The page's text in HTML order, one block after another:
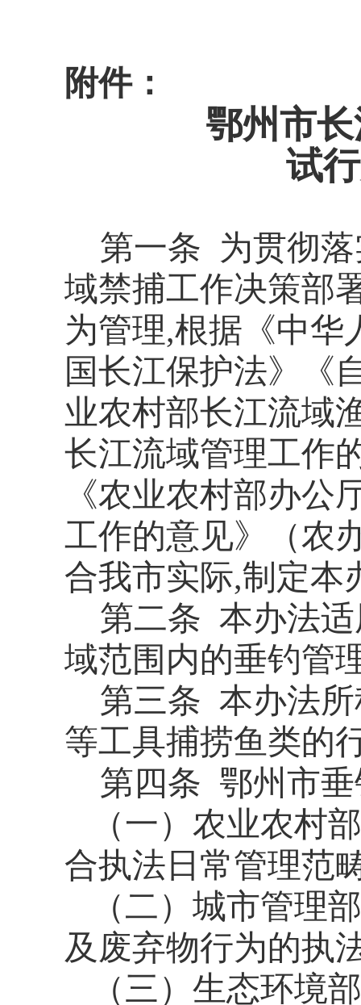
附件：
鄂州市
试
第一条 为贯彻
域禁捕工作决策部
为管理,根据《中华
国长江保护法》
《
业农村部长江流域
长江流域管理工作
《农业农村部办公
工作的意见》（农
合我市实际,制定本
第二条 本办法
域范围内的垂钓管
第三条 本办法
等工具捕捞鱼类的
第四条 鄂州市
（一） 农业农村
合执法日常管理范
（二） 城市管理
及废弃物行为的执
（三） 生态环境